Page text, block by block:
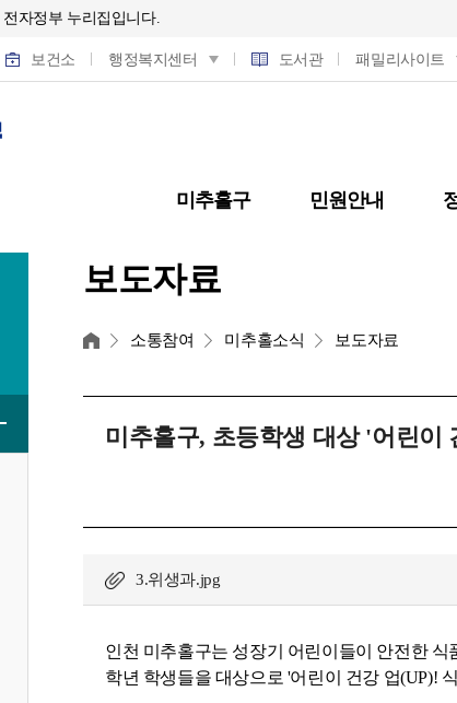
자정부 누리집입니다.
보건소 행정복지센터 도서관 패밀리사이트
미추홀구 민원안내
보도자료
홈 소통참여 미추홀소식 보도자료
미추홀구, 초등학생 대상 '어린이
3.위생과.jpg
인천 미추홀구는 성장기 어린이들이 안전한
학년 학생들을 대상으로 '어린이 건강 업(UP)!